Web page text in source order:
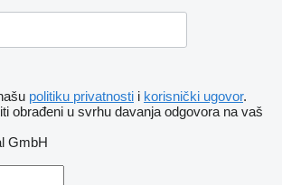
politiku privatnosti i korisnički ugovor.
obrađeni u svrhu davanja odgovora na vaš
GmbH